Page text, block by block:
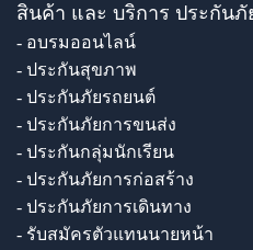
สินค้า และ บริการ ประกันภั
- อบรมออนไลน์
- ประกันสุขภาพ
- ประกันภัยรถยนต์
- ประกันภัยการขนส่ง
- ประกันกลุ่มนักเรียน
- ประกันภัยการก่อสร้าง
- ประกันภัยการเดินทาง
- รับสมัครตัวแทนนายหน้า